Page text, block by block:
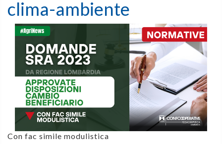
clima-ambiente
Con fac simile modulistica